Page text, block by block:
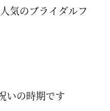
気のブライダルフ
いの時期です